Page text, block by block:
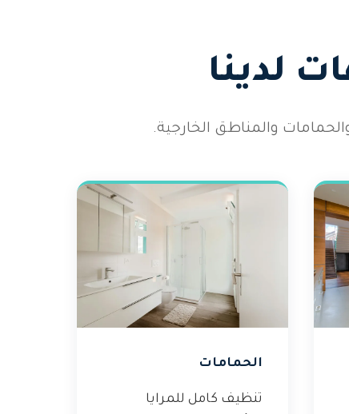
لدينا
والمناطق الخارجية.
الحمامات
تنظيف كامل للمرايا